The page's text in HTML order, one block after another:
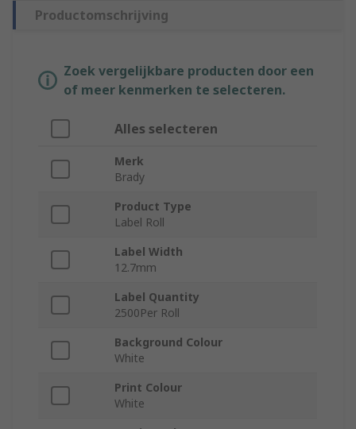
Productomschrijving
Zoek vergelijkbare producten door een
of meer kenmerken te selecteren.
Alles selecteren
Merk
Brady
Product Type
Label Roll
Label Width
12.7mm
Label Quantity
2500Per Roll
Background Colour
White
Print Colour
White